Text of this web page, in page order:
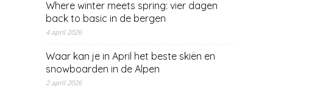
Where winter meets spring: vier dagen
back to basic in de bergen
4 april 2026
Waar kan je in April het beste skiën en
snowboarden in de Alpen
2 april 2026